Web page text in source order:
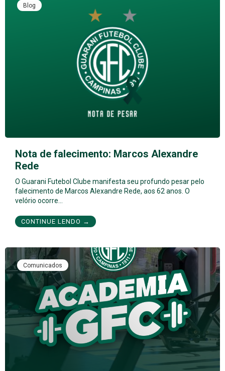
Blog
Nota de falecimento: Marcos Alexandre
Rede
O Guarani Futebol Clube manifesta seu profundo pesar pelo
falecimento de Marcos Alexandre Rede, aos 62 anos. O
velório ocorre…
CONTINUE LENDO →
Comunicados